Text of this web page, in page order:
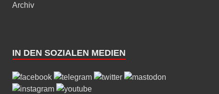
Archiv
IN DEN SOZIALEN MEDIEN